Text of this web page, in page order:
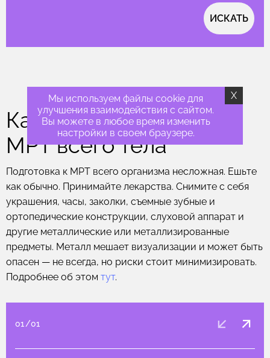
ИСКАТЬ
Как подготовиться к
МРТ всего тела
Подготовка к МРТ всего организма несложная. Ешьте
как обычно. Принимайте лекарства. Снимите с себя
украшения, часы, заколки, съемные зубные и
ортопедические конструкции, слуховой аппарат и
другие металлические или металлизированные
предметы. Металл мешает визуализации и может быть
опасен — не всегда, но риски стоит минимизировать.
Подробнее об этом тут.
01 /01
Мы используем файлы cookie для
улучшения взаимодействия с сайтом.
Вы можете в любое время изменить
настройки в своем браузере.
X